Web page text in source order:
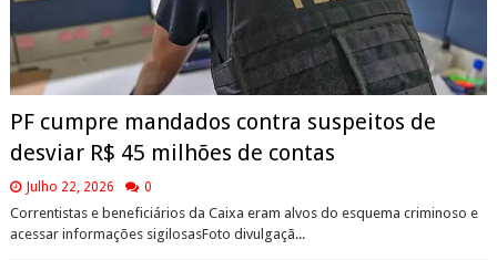
PF cumpre mandados contra suspeitos de
desviar R$ 45 milhões de contas
Julho 22, 2026 0
Correntistas e beneficiários da Caixa eram alvos do esquema criminoso e
acessar informações sigilosasFoto divulgaçã...